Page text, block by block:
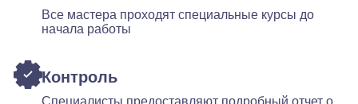
Все мастера проходят специальные курсы до
начала работы
Контроль
Специалисты предоставляют подробный отчет о